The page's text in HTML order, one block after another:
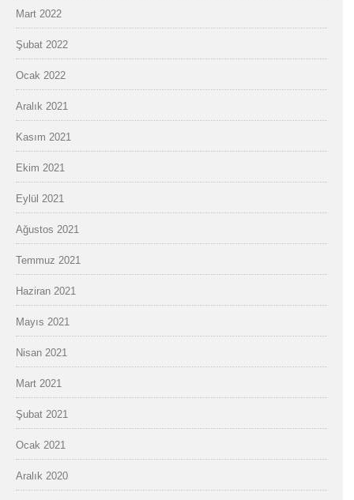
Mart 2022
Şubat 2022
Ocak 2022
Aralık 2021
Kasım 2021
Ekim 2021
Eylül 2021
Ağustos 2021
Temmuz 2021
Haziran 2021
Mayıs 2021
Nisan 2021
Mart 2021
Şubat 2021
Ocak 2021
Aralık 2020